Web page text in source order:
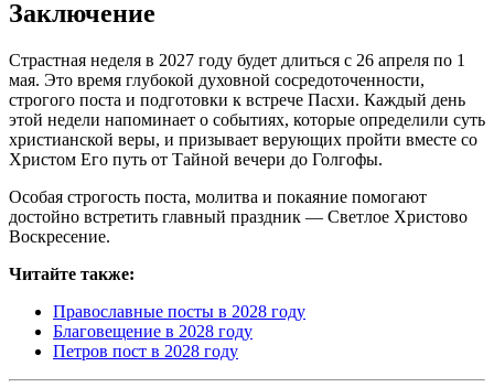
Заключение
Страстная неделя в 2027 году будет длиться с 26 апреля по 1
мая. Это время глубокой духовной сосредоточенности,
строгого поста и подготовки к встрече Пасхи. Каждый день
этой недели напоминает о событиях, которые определили суть
христианской веры, и призывает верующих пройти вместе со
Христом Его путь от Тайной вечери до Голгофы.
Особая строгость поста, молитва и покаяние помогают
достойно встретить главный праздник — Светлое Христово
Воскресение.
Читайте также:
Православные посты в 2028 году
Благовещение в 2028 году
Петров пост в 2028 году